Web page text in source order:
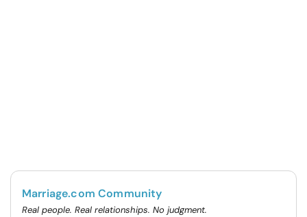
Marriage.com Community
Real people. Real relationships. No judgment.